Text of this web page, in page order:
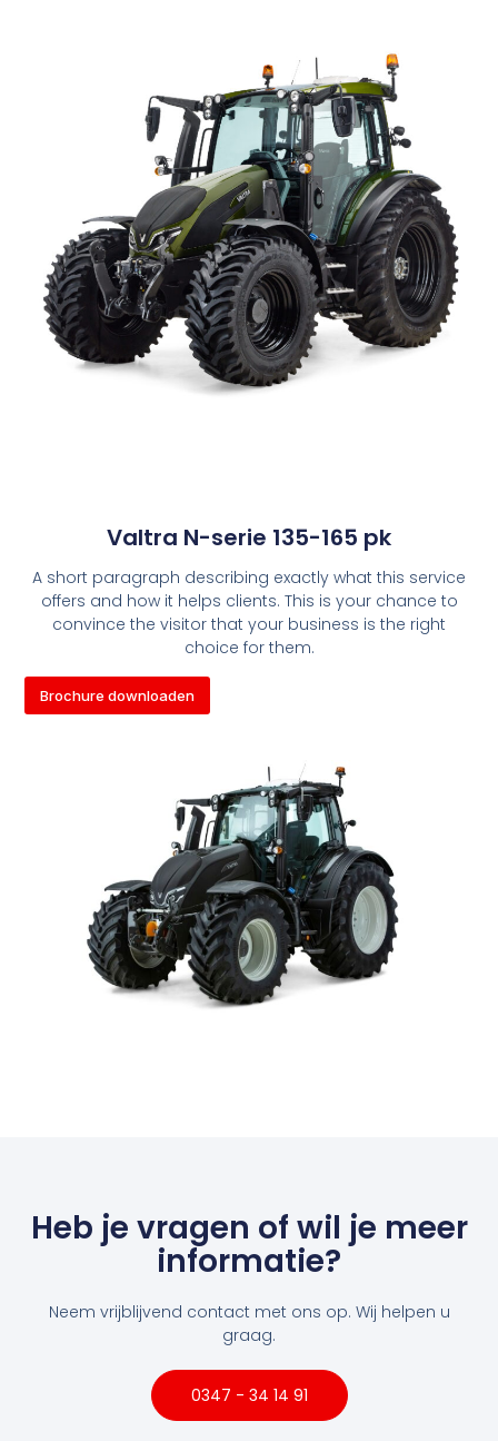
Valtra N-serie 135-165 pk
A short paragraph describing exactly what this service
offers and how it helps clients. This is your chance to
convince the visitor that your business is the right
choice for them.
Brochure downloaden
Heb je vragen of wil je meer
informatie?
Neem vrijblijvend contact met ons op. Wij helpen u
graag.
0347 - 34 14 91